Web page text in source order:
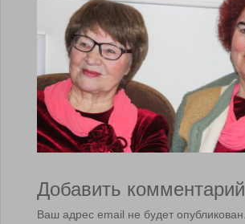
Добавить комментарий
Ваш адрес email не будет опубликован.